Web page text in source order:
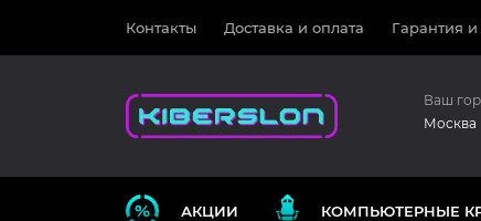
Контакты Доставка и оплата Гарантия и
Ваш
Москва
АКЦИИ КОМПЬЮТЕРНЫЕ